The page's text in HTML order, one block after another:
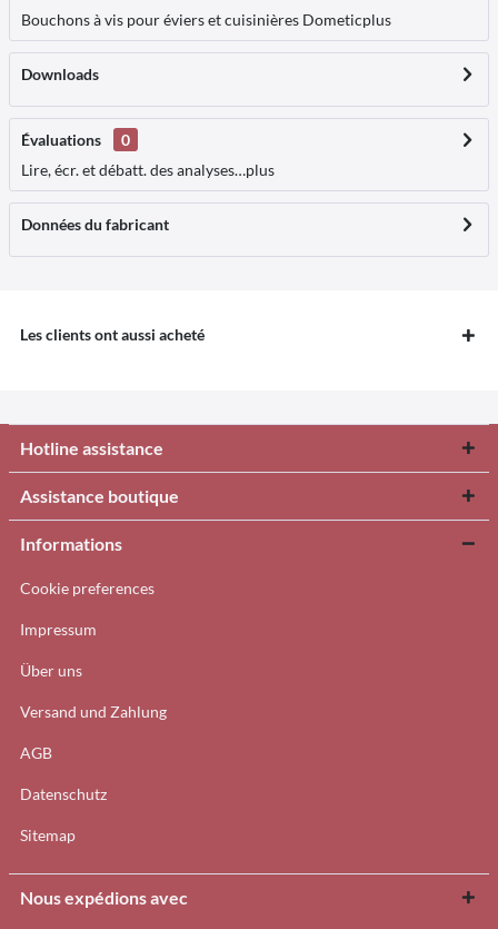
Bouchons à vis pour éviers et cuisinières Dometicplus
Downloads
Évaluations
0
Lire, écr. et débatt. des analyses…plus
Données du fabricant
Les clients ont aussi acheté
Hotline assistance
Assistance boutique
Informations
Cookie preferences
Impressum
Über uns
Versand und Zahlung
AGB
Datenschutz
Sitemap
Nous expédions avec